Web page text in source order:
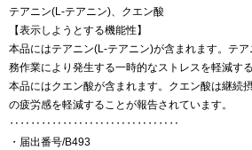
テアニン(L-テアニン)、クエン酸
【表示しようとする機能性】
本品にはテアニン(L-テアニン)が含まれます。テ
務作業により発生する一時的なストレスを軽減す
本品にはクエン酸が含まれます。クエン酸は継続
の疲労感を軽減することが報告されています。
‥‥‥‥‥‥‥‥‥‥‥‥‥‥‥‥
・届出番号/B493